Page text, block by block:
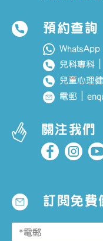
預約查詢
WhatsApp
兒科專科
兒童心理
電郵 ｜
關注我們
訂閱免費